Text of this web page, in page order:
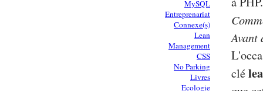
MySQL
Entreprenariat
Connexe(s)
Lean
Management
CSS
No Parking
Livres
Ecologie
Avant
clé